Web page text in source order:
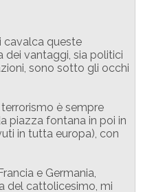
cavalca queste
dei vantaggi, sia politici
sono sotto gli occhi
terrorismo è sempre
piazza fontana in poi in
in tutta europa), con
e Germania,
del cattolicesimo, mi